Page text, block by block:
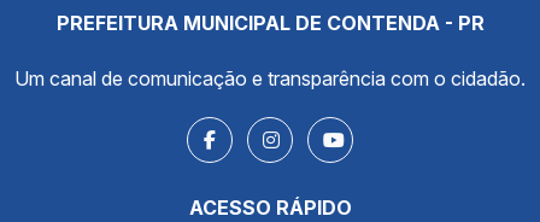
PREFEITURA MUNICIPAL DE CONTENDA - PR
Um canal de comunicação e transparência com o cidadão.
ACESSO RÁPIDO